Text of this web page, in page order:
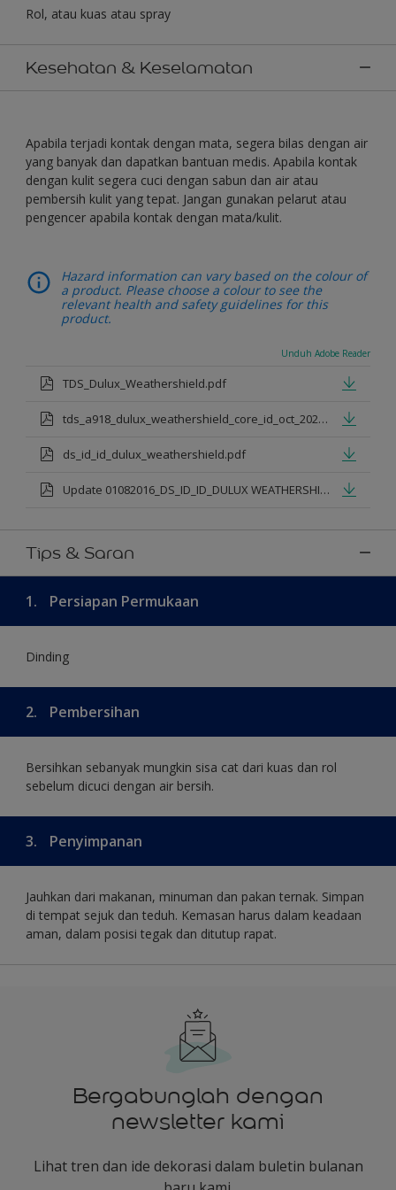
Rol, atau kuas atau spray
Kesehatan & Keselamatan
Apabila terjadi kontak dengan mata, segera bilas dengan air
yang banyak dan dapatkan bantuan medis. Apabila kontak
dengan kulit segera cuci dengan sabun dan air atau
pembersih kulit yang tepat. Jangan gunakan pelarut atau
pengencer apabila kontak dengan mata/kulit.
Hazard information can vary based on the colour of
a product. Please choose a colour to see the
relevant health and safety guidelines for this
product.
Unduh Adobe Reader
TDS_Dulux_Weathershield.pdf
tds_a918_dulux_weathershield_core_id_oct_2021.pdf
ds_id_id_dulux_weathershield.pdf
Update 01082016_DS_ID_ID_DULUX WEATHERSHIELD PRO PREMIUM EXTERIOR_mod.pdf
Tips & Saran
1. Persiapan Permukaan
Dinding
2. Pembersihan
Bersihkan sebanyak mungkin sisa cat dari kuas dan rol
sebelum dicuci dengan air bersih.
3. Penyimpanan
Jauhkan dari makanan, minuman dan pakan ternak. Simpan
di tempat sejuk dan teduh. Kemasan harus dalam keadaan
aman, dalam posisi tegak dan ditutup rapat.
Bergabunglah dengan
newsletter kami
Lihat tren dan ide dekorasi dalam buletin bulanan